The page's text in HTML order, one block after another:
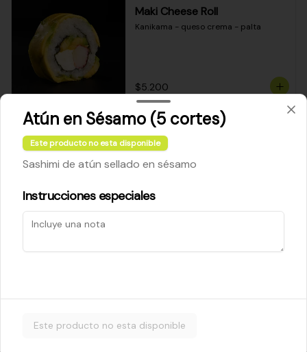
Maki Cheese Roll
Kanikama - queso crema - palta
$5.200
Cheese Roll
Queso crema - palta - cebollín
$5.200
$5.800
Atún en Sésamo (5 cortes)
Este producto no esta disponible
Sashimi de atún sellado en sésamo
Instrucciones especiales
Este producto no esta disponible